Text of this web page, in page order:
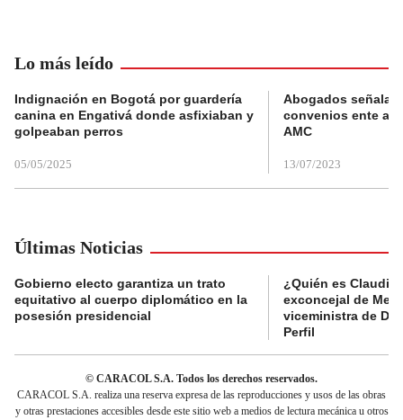
Lo más leído
Indignación en Bogotá por guardería
canina en Engativá donde asfixiaban y
golpeaban perros
05/05/2025
Abogados
convenios ente
AMC
13/07/2023
Últimas Noticias
Gobierno electo garantiza un trato
equitativo al cuerpo diplomático en la
posesión presidencial
¿Quién es Claudia
exconcejal de
viceministra de
Perfil
© CARACOL S.A. Todos los derechos reservados.
CARACOL S.A. realiza una reserva expresa de las reproducciones y usos de las obras
y otras prestaciones accesibles desde este sitio web a medios de lectura mecánica u otros